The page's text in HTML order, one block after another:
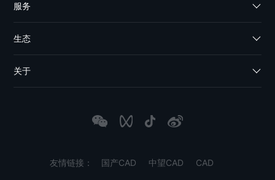
服务
生态
关于
友情链接： 国产CAD 中望CAD CAD